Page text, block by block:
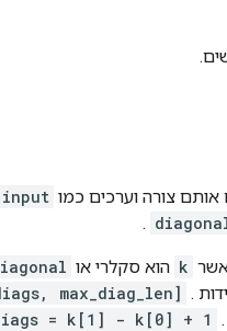
אותם צורה וערכים כמו input
.
k הוא סקלרי או
max_diag_len] .
= k[1] - k[0] + 1 .